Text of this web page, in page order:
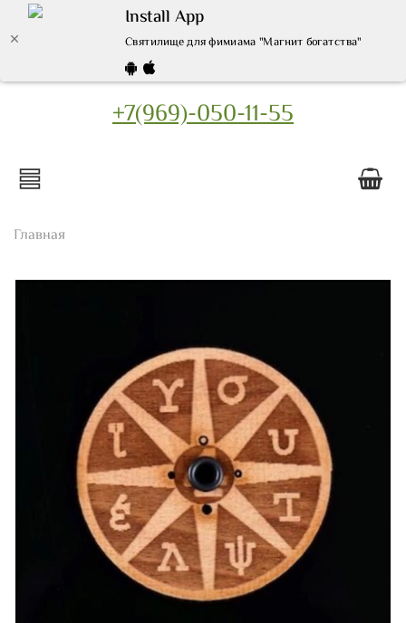
Install App
Святилище для фимиама "Магнит богатства"
+7(969)-050-11-55
Главная